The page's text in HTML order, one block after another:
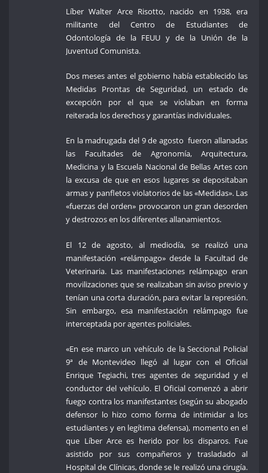
Líber Walter Arce Risotto, nacido en 1938, era
militante del Centro de Estudiantes de
Odontología de la FEUU y de la Unión de la
Juventud Comunista.
Dos meses antes el gobierno había establecido las
Medidas Prontas de Seguridad, un estado de
excepción por el que se violaban en forma
reiterada los derechos y garantías individuales.
En la madrugada del 9 de agosto fueron allanadas
las Facultades de Agronomía, Arquitectura,
Medicina y la Escuela Nacional de Bellas Artes con
la excusa de que en esos lugares se depositaban
armas y panfletos violatorios de las «Medidas». Las
«fuerzas del orden» provocaron un gran desorden
y destrozos en los diferentes allanamientos.
El 12 de agosto, al mediodía, se realizó una
manifestación «relámpago» desde la Facultad de
Veterinaria. Las manifestaciones relámpago eran
movilizaciones que se realizaban sin aviso previo y
tenían una corta duración, para evitar la represión.
Sin embargo, esa manifestación relámpago fue
interceptada por agentes policiales.
«En ese marco un vehículo de la Seccional Policial
9ª de Montevideo llegó al lugar con el Oficial
Enrique Tegiachi, tres agentes de seguridad y el
conductor del vehículo. El Oficial comenzó a abrir
fuego contra los manifestantes (según su abogado
defensor lo hizo como forma de intimidar a los
estudiantes y en legítima defensa), momento en el
que Líber Arce es herido por los disparos. Fue
asistido por sus compañeros y trasladado al
Hospital de Clínicas, donde se le realizó una cirugía.